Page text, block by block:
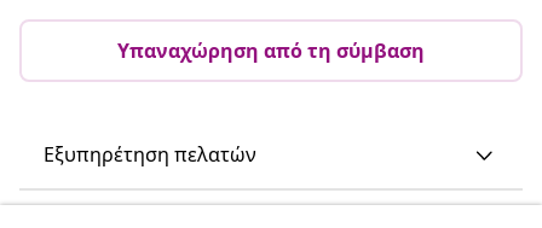
Υπαναχώρηση από τη σύμβαση
Εξυπηρέτηση πελατών